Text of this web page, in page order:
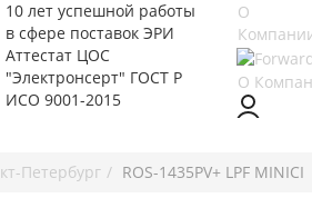
10 лет успешной работы
в сфере поставок ЭРИ
Аттестат ЦОС
"Электронсерт" ГОСТ Р
ИСО 9001-2015
О
О
Петербург ROS-1435PV+ LPF MINICI